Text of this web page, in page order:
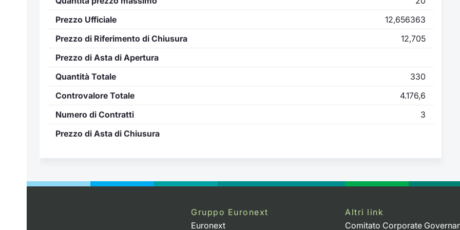
Prezzo Ufficiale
12,656363
Prezzo di Riferimento di Chiusura
12,705
Prezzo di Asta di Apertura
Quantità Totale
330
Controvalore Totale
4.176,6
Numero di Contratti
3
Prezzo di Asta di Chiusura
Gruppo Euronext
Euronext
Altri link
Comitato Corporate